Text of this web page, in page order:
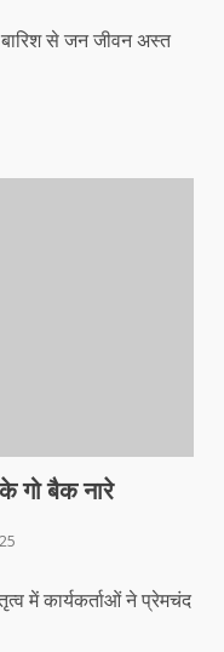
बारिश से जन जीवन अस्त
गो बैक नारे
में कार्यकर्ताओं ने प्रेमचंद